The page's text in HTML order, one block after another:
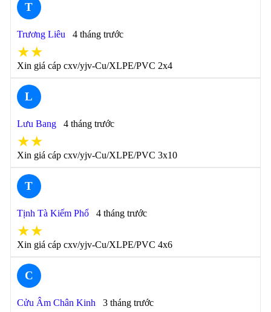
T
Trương Liêu 4 tháng trước
★★
Xin giá cáp cxv/yjv-Cu/XLPE/PVC 2x4
L
Lưu Bang 4 tháng trước
★★
Xin giá cáp cxv/yjv-Cu/XLPE/PVC 3x10
T
Tịnh Tà Kiếm Phổ 4 tháng trước
★★
Xin giá cáp cxv/yjv-Cu/XLPE/PVC 4x6
C
Cửu Âm Chân Kinh 3 tháng trước